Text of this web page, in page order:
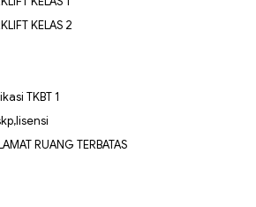
KELAS 2
TKBT 1
RUANG TERBATAS